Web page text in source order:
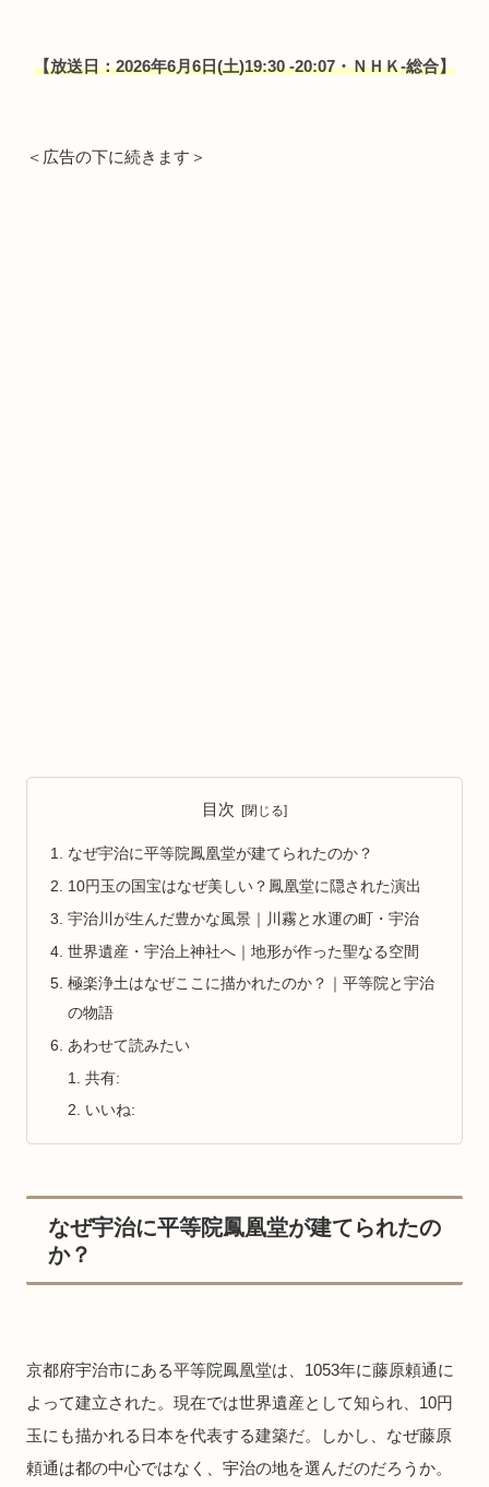
【放送日：2026年6月6日(土)19:30 -20:07・ＮＨＫ-総合】
＜広告の下に続きます＞
目次
なぜ宇治に平等院鳳凰堂が建てられたのか？
10円玉の国宝はなぜ美しい？鳳凰堂に隠された演出
宇治川が生んだ豊かな風景｜川霧と水運の町・宇治
世界遺産・宇治上神社へ｜地形が作った聖なる空間
極楽浄土はなぜここに描かれたのか？｜平等院と宇治
の物語
あわせて読みたい
共有:
いいね:
なぜ宇治に平等院鳳凰堂が建てられたの
か？
京都府宇治市にある平等院鳳凰堂は、1053年に藤原頼通に
よって建立された。現在では世界遺産として知られ、10円
玉にも描かれる日本を代表する建築だ。しかし、なぜ藤原
頼通は都の中心ではなく、宇治の地を選んだのだろうか。